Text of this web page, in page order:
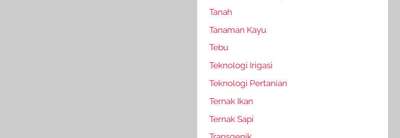
Tanah
Tanaman Kayu
Tebu
Teknologi Irigasi
Teknologi Pertanian
Ternak Ikan
Ternak Sapi